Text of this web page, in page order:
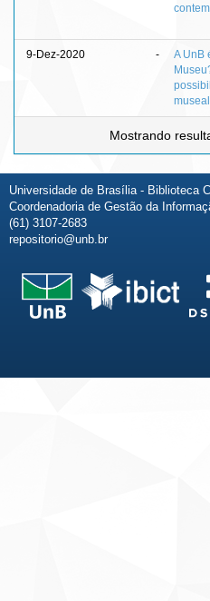
9-Dez-2020 -
A UnB
Mostrando
Universidade de Brasília - Biblioteca
Coordenadoria de Gestão da
(61) 3107-2683
repositorio@unb.br